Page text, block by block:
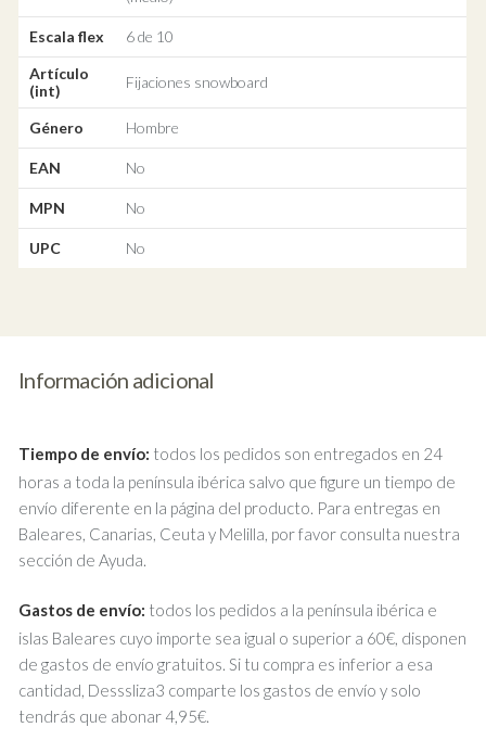
Escala flex
6 de 10
Artículo
(int)
Fijaciones snowboard
Género Hombre
EAN No
MPN No
UPC No
Información adicional
Tiempo de envío: todos los pedidos son entregados en 24
horas a toda la península ibérica salvo que figure un tiempo de
envío diferente en la página del producto. Para entregas en
Baleares, Canarias, Ceuta y Melilla, por favor consulta nuestra
sección de Ayuda.
Gastos de envío: todos los pedidos a la península ibérica e
islas Baleares cuyo importe sea igual o superior a 60€, disponen
de gastos de envío gratuitos. Si tu compra es inferior a esa
cantidad, Desssliza3 comparte los gastos de envío y solo
tendrás que abonar 4,95€.